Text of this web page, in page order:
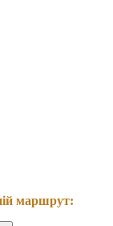
маршрут: